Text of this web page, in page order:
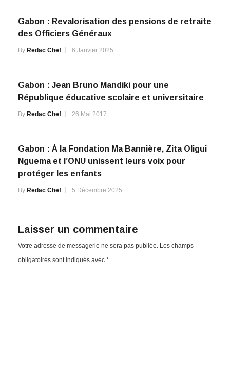
Gabon : Revalorisation des pensions de retraite
des Officiers Généraux
By Redac Chef 6 Janvier 2025
Gabon : Jean Bruno Mandiki pour une
République éducative scolaire et universitaire
By Redac Chef 26 Mai 2017
Gabon : À la Fondation Ma Bannière, Zita Oligui
Nguema et l’ONU unissent leurs voix pour
protéger les enfants
By Redac Chef 5 Décembre 2025
Laisser un commentaire
Votre adresse de messagerie ne sera pas publiée. Les champs
obligatoires sont indiqués avec *